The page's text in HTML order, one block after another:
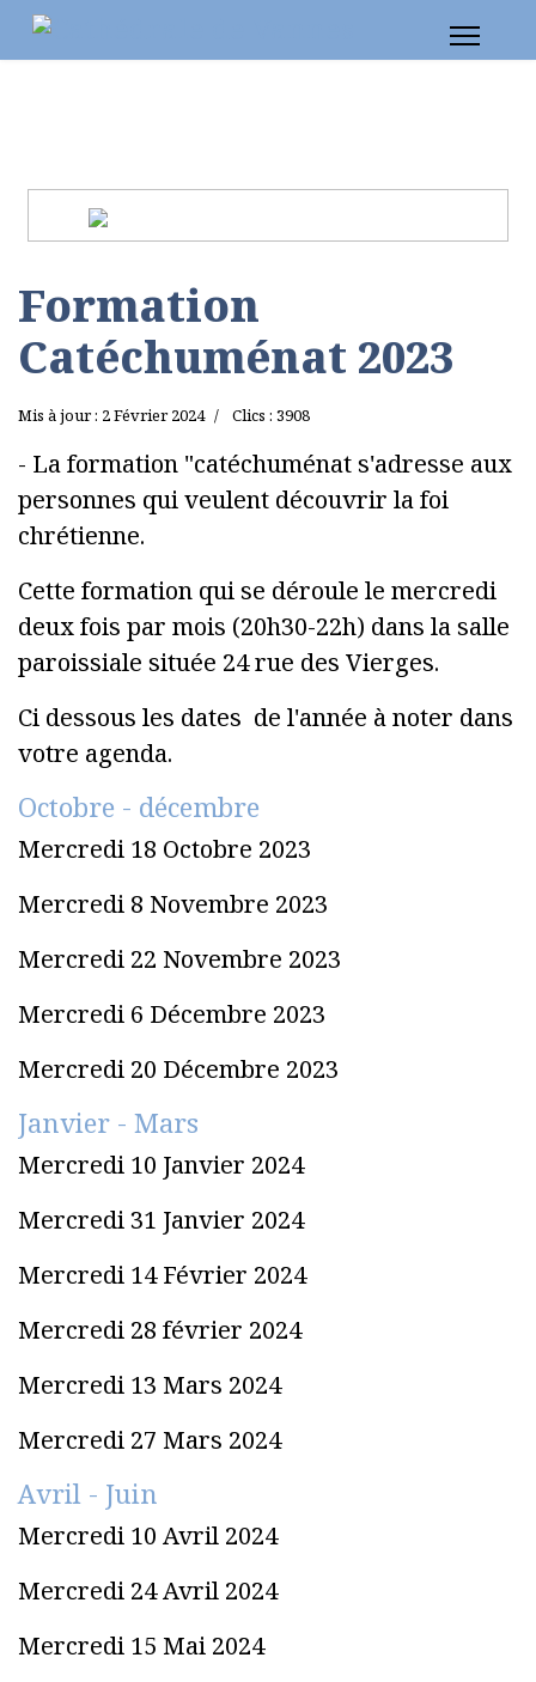
Formation
Catéchuménat 2023
Mis à jour : 2 Février 2024 Clics : 3908
- La formation "catéchuménat s'adresse aux
personnes qui veulent découvrir la foi
chrétienne.
Cette formation qui se déroule le mercredi
deux fois par mois (20h30-22h) dans la salle
paroissiale située 24 rue des Vierges.
Ci dessous les dates de l'année à noter dans
votre agenda.
Octobre - décembre
Mercredi 18 Octobre 2023
Mercredi 8 Novembre 2023
Mercredi 22 Novembre 2023
Mercredi 6 Décembre 2023
Mercredi 20 Décembre 2023
Janvier - Mars
Mercredi 10 Janvier 2024
Mercredi 31 Janvier 2024
Mercredi 14 Février 2024
Mercredi 28 février 2024
Mercredi 13 Mars 2024
Mercredi 27 Mars 2024
Avril - Juin
Mercredi 10 Avril 2024
Mercredi 24 Avril 2024
Mercredi 15 Mai 2024